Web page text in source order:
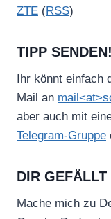
ZTE (RSS)
TIPP SENDEN!
Ihr könnt einfach
Mail an
aber auch mit
Telegram-Gruppe
DIR
Mache mich zu